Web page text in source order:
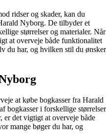
ridser og skader, kan du
Nyborg. De tilbyder et
størrelser og materialer. Når
at overveje både funktionalitet
du har, og hvilken stil du ønsker
at købe bogkasser fra Harald
bogkasser i forskellige størrelser
er det vigtigt at overveje både
mange bøger du har, og